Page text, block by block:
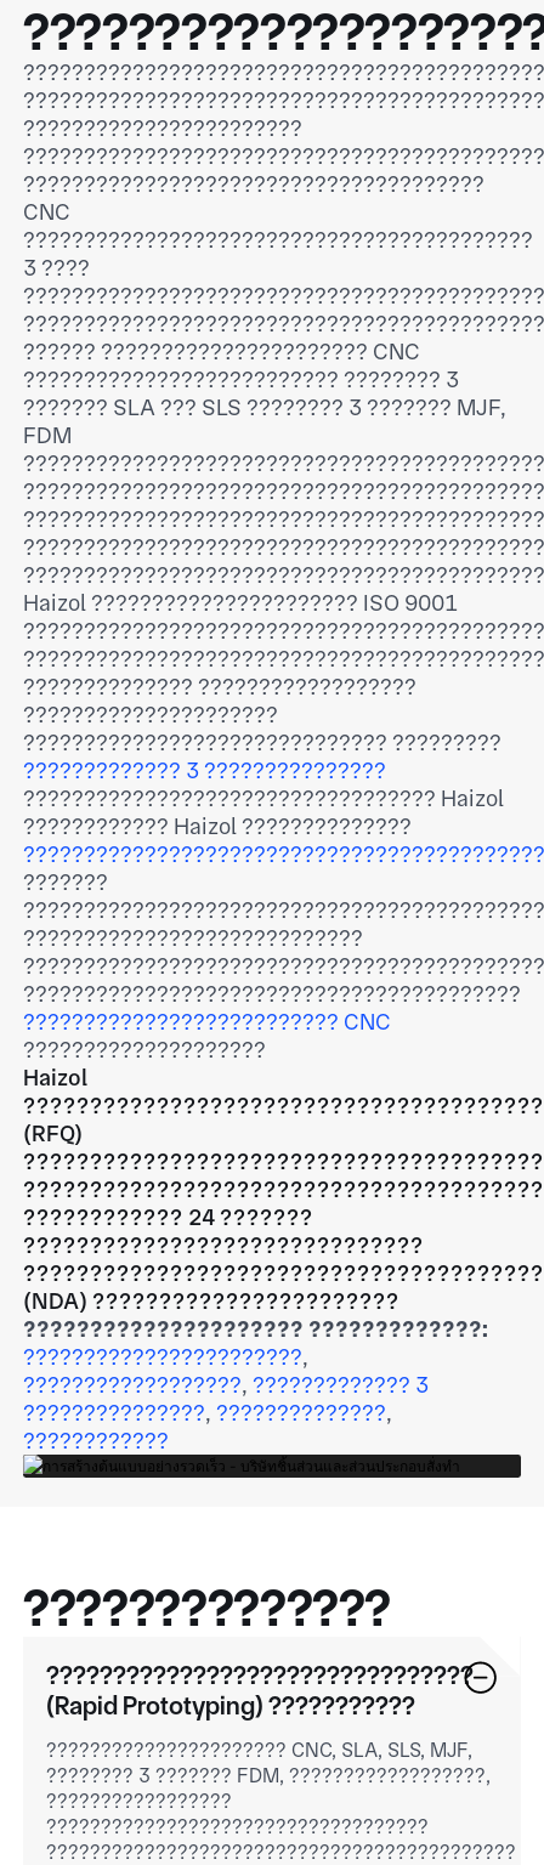
???????????????????????
??????????????????????????????????????
CNC
??????????????????????????????????????????
3 ????
?????? ?????????????????????? CNC
?????????????????????????? ???????? 3
??????? SLA ??? SLS ???????? 3 ??????? MJF,
FDM
Haizol ?????????????????????? ISO 9001
?????????????? ??????????????????
?????????????????????
?????????????????????????????? ?????????
????????????? 3 ???????????????
?????????????????????????????????? Haizol
???????????? Haizol ??????????????
???????
????????????????????????????
?????????????????????????????????????????
?????????????????????????? CNC
????????????????????
Haizol
(RFQ)
???????????? 24 ???????
??????????????????????????????
(NDA) ???????????????????????
????????????????????? ?????????????:
???????????????????????,
??????????????????, ????????????? 3
???????????????, ??????????????,
????????????
??????????????
????????????????????????????????
(Rapid Prototyping) ???????????
?????????????????????? CNC, SLA, SLS, MJF,
???????? 3 ??????? FDM, ??????????????????,
?????????????????
???????????????????????????????????
???????????????????????????????????????????